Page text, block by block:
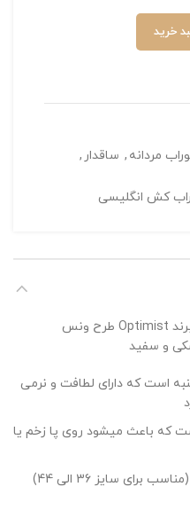
خرید
مردانه , ساقدار ,
کش انگلیسی
جوراب ساقدار کش انگلیسی اسپرت برند Optimist طرح ونس
است که دارای لطافت و نرمی
که باعث میشود روی پا زخم یا
سایز 36 الی 44)